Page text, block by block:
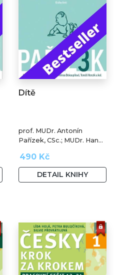
Dítě
prof. MUDr. Antonín
Pařízek, CSc.; MUDr. Hana
Milena Dokoupilová; prof.
MUDr. Tomáš Honzík,
Ph.D. a kol.
490 Kč
DETAIL KNIHY